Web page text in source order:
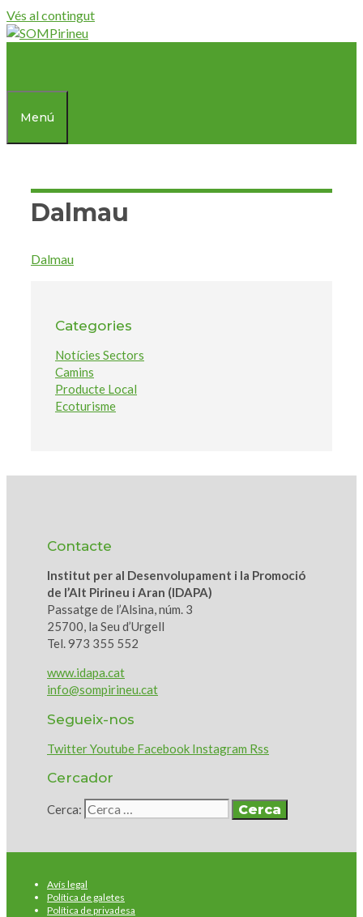
Vés al contingut
Menú
Dalmau
Dalmau
Categories
Notícies Sectors
Camins
Producte Local
Ecoturisme
Contacte
Institut per al Desenvolupament i la Promoció
de l’Alt Pirineu i Aran (IDAPA)
Passatge de l’Alsina, núm. 3
25700, la Seu d’Urgell
Tel. 973 355 552
www.idapa.cat
info@sompirineu.cat
Segueix-nos
TwitterYoutube Facebook Instagram Rss
Cercador
Cerca:
Avís legal
Política de galetes
Política de privadesa